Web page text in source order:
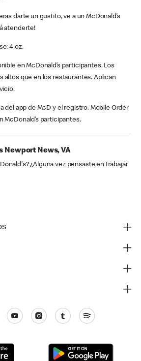
darte un gustito, ve a un McDonald’s
atenderte!
4 oz.
en McDonald’s participantes. Los
altos que en los restaurantes. Aplican
del app de McD y el registro. Mobile Order
McDonald’s participantes.
Newport News, VA
¿Alguna vez pensaste en trabajar